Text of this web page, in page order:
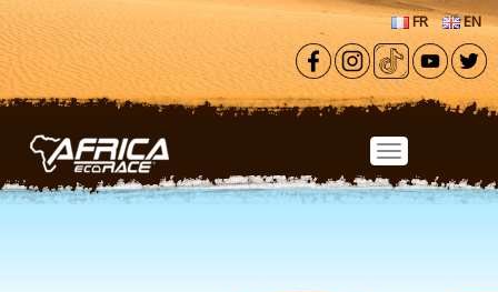
Aller au contenu principal
FR EN